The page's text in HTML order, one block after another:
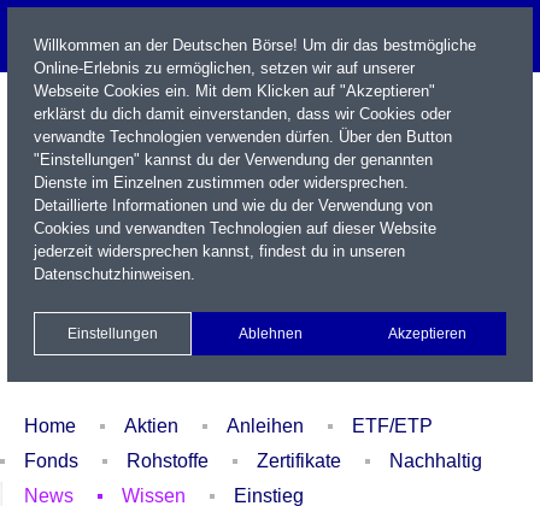
Name / WKN / ISIN / Kürzel
Xetra Realtime
Watchlist Portfolio Login
Home Aktien Anleihen
ETF/ETP
Fonds
Rohstoffe Zertifikate
Nachhaltig
News
Wissen Einstieg
Willkommen an der Deutschen Börse! Um dir das bestmögliche
Online-Erlebnis zu ermöglichen, setzen wir auf unserer
Webseite Cookies ein. Mit dem Klicken auf "Akzeptieren"
erklärst du dich damit einverstanden, dass wir Cookies oder
verwandte Technologien verwenden dürfen. Über den Button
"Einstellungen" kannst du der Verwendung der genannten
Dienste im Einzelnen zustimmen oder widersprechen.
Detaillierte Informationen und wie du der Verwendung von
Cookies und verwandten Technologien auf dieser Website
jederzeit widersprechen kannst, findest du in unseren
Datenschutzhinweisen.
Einstellungen Ablehnen Akzeptieren